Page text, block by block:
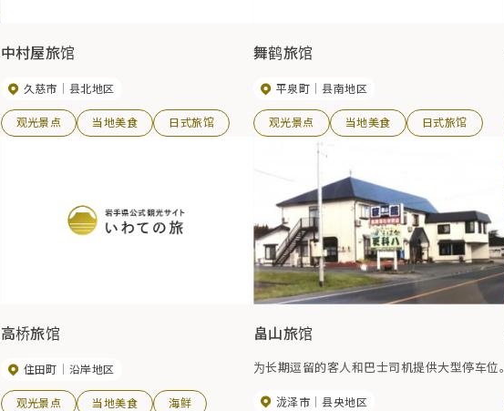
中村屋旅馆
久慈市 县北地区
观光景点 当地美食 日式旅馆
舞鹤旅馆
平泉町 县南地区
观光景点 当地美食 日式旅馆
高桥旅馆
住田町 沿岸地区
观光景点 当地美食
海鲜
畠山旅馆
为长期逗留的客人和巴士司机提供大型停车位。
泷泽市 县央地区